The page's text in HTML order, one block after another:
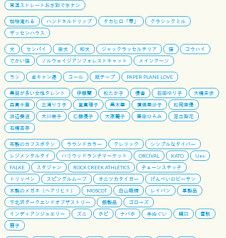
常温ストレートお水別で氷ナシ
珈琲淹れる ハンドネルドリップ タカヒロ「雫」
クラシックミル
ザッセンハウス
犬 センパイ 柴犬 和犬 ジャックラッセルテリア 猫
コウハイ
でかい猫
ノルウェイジアンフォレストキャット メインクーン
ラン 全キャン連 コール 紙テープ PAPER PLANE LOVE
黒目が多い女性タレント 伊藤蘭 松たか子 優香 石田ゆり子
大橋未歩
森高千里
三浦りさ子 堂真理子 黒木華 蓮佛美沙子
松岡茉優
浜辺美波
大川栄子 仁藤優子 大原麗子 栗田ひろみ
足立梨花
石橋杏奈
布製のカフスボタン ラウンドカラー クレリック
シンプルなタイバー
レジメンタルタイ
ハリウッドランチマーケット ORCIVAL KATO
Ues
FALKE
スタジャン ROCK CREEK ATHLETICS
チェーンステッチ
トリッペン
スピングルムーブ オニツカタイガー
げんべいのビーサン
木製のメガネ（ヘアリヒト）
MOSCOT 白山眼鏡 レイバン
革製品
下北沢ダークエンドオブザストリー
銀製品
ゴローズ
インディアンジュエリー
ズニ ホピ ナバホ 手ぬぐい 鯉口
雪駄
扇子